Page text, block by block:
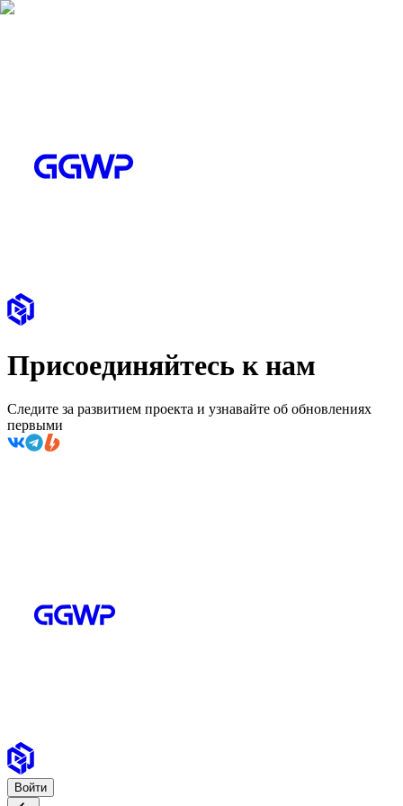
Присоединяйтесь к нам
Следите за развитием проекта и узнавайте об обновлениях
первыми
Войти